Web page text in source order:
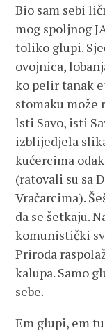
Bio sam sebi
mog spoljnog
toliko glupi.
ovojnica,
ko pelir tanak
stomaku može
lsti Savo, isti
izblijedjela
kućercima
(ratovali su sa
Vračarcima).
da se šetkaju.
komunistički
Priroda
kalupa. Samo
sebe.
Em glupi, em